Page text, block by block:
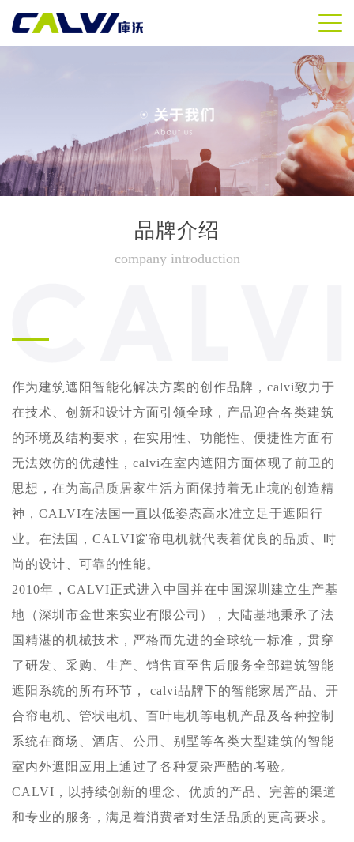
品牌介绍
company introduction
作为建筑遮阳智能化解决方案的创作品牌，calvi致力于
在技术、创新和设计方面引领全球，产品迎合各类建筑
的环境及结构要求，在实用性、功能性、便捷性方面有
无法效仿的优越性，calvi在室内遮阳方面体现了前卫的
思想，在为高品质居家生活方面保持着无止境的创造精
神，CALVI在法国一直以低姿态高水准立足于遮阳行
业。在法国，CALVI窗帘电机就代表着优良的品质、时
尚的设计、可靠的性能。
2010年，CALVI正式进入中国并在中国深圳建立生产基
地（深圳市金世来实业有限公司），大陆基地秉承了法
国精湛的机械技术，严格而先进的全球统一标准，贯穿
了研发、采购、生产、销售直至售后服务全部建筑智能
遮阳系统的所有环节， calvi品牌下的智能家居产品、开
合帘电机、管状电机、百叶电机等电机产品及各种控制
系统在商场、酒店、公用、别墅等各类大型建筑的智能
室内外遮阳应用上通过了各种复杂严酷的考验。
CALVI，以持续创新的理念、优质的产品、完善的渠道
和专业的服务，满足着消费者对生活品质的更高要求。